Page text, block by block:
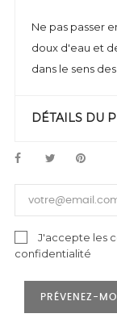
Ne pas passer
doux d'eau et
dans le sens
DÉTAILS DU
J'accepte les
confidentialité
PRÉVENEZ-